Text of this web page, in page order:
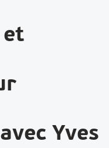
et
Yves